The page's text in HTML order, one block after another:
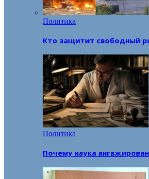
Политика
Кто защитит свободный
Политика
Почему наука